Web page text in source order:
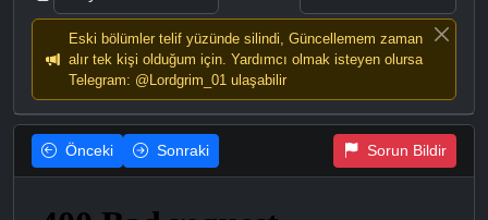
Eski bölümler telif yüzünde silindi, Güncellemem zaman
alır tek kişi olduğum için. Yardımcı olmak isteyen olursa
Telegram: @Lordgrim_01 ulaşabilir
Önceki Sonraki Sorun Bildir